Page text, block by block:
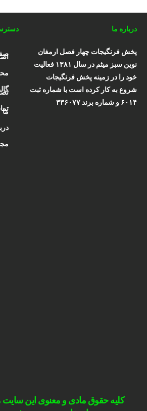
درباره ما
پخش فرنگیجات چهار فصل ارمغان
نوین سبز میثم در سال ۱۳۸۱ فعالیت
خود را در زمینه پخش فرنگیجات
شروع به کار کرده است با شماره ثبت
۶۰۱۴ و شماره برند ۳۳۶۰۷۷
ما
کلیه حقوق مادی و معنوی این